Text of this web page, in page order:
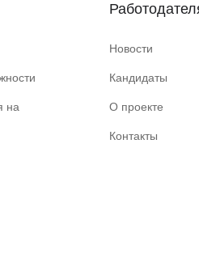
на
Новости
Кандидаты
О проекте
Контакты